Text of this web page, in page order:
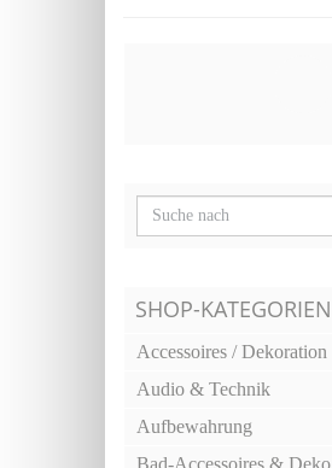
SHOP-KATEGORIEN
Accessoires / Dekoration
Audio & Technik
Aufbewahrung
Bad-Accessoires & Deko